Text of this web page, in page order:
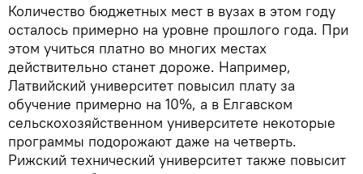
Количество бюджетных мест в вузах в этом году
осталось примерно на уровне прошлого года. При
этом учиться платно во многих местах
действительно станет дороже. Например,
Латвийский университет повысил плату за
обучение примерно на 10%, а в Елгавском
сельскохозяйственном университете некоторые
программы подорожают даже на четверть.
Рижский технический университет также повысит